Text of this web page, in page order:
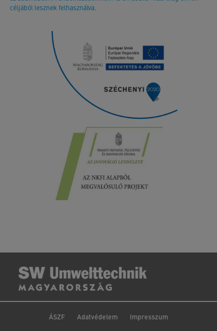
céljából lesznek felhasználva.
ÁSZF Adatvédelem Impresszum